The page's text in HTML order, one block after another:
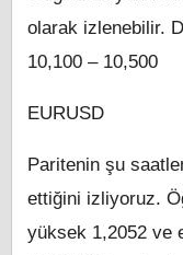
olarak izlenebilir.
10,100 – 10,500
EURUSD
Paritenin şu
ettiğini izliyoruz.
yüksek 1,2052 ve